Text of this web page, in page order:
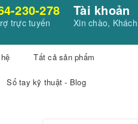
230-278
trực tuyến
Tài khoản
Xin chào, Khách
Tất cả sản phẩm
Sổ tay kỹ thuật - Blog